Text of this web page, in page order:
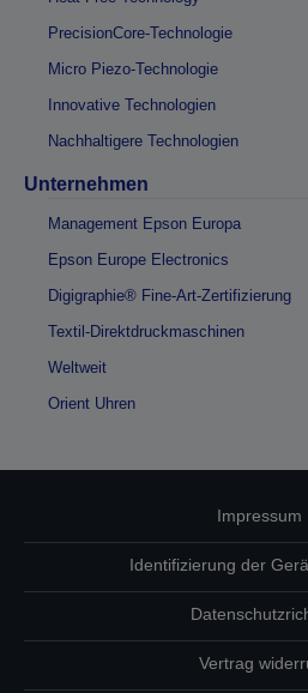
PrecisionCore-Technologie
Micro Piezo-Technologie
Innovative Technologien
Nachhaltigere Technologien
Unternehmen
Management Epson Europa
Epson Europe Electronics
Digigraphie® Fine-Art-Zertifizierung
Textil-Direktdruckmaschinen
Weltweit
Orient Uhren
Impressum
Identifizierung der
Vertrag